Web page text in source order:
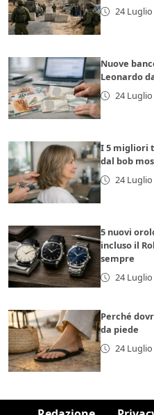
24 Luglio
Nuove
Leonardo
24 Luglio
I 5 migliori
dal bob
24 Luglio
5 nuovi
incluso il
sempre
24 Luglio
Perché
da piede
24 Luglio